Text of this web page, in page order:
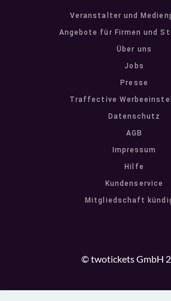
Veranstalter und
Angebote für Firmen und
Über uns
Jobs
Presse
Traffective
Datenschutz
AGB
Impressum
Hilfe
Kundenservice
Mitgliedschaft
© twotickets GmbH